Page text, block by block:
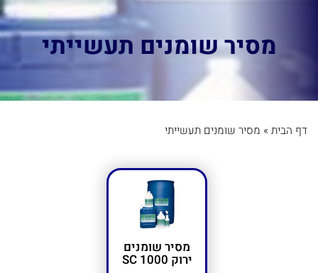
מסיר שומנים תעשייתי
דף הבית » מסיר שומנים תעשייתי
מסיר שומנים
ירוק SC 1000